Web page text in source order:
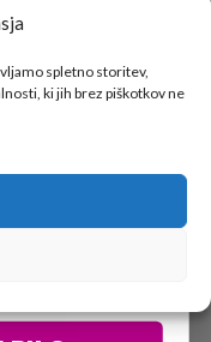
spletno storitev,
ki jih brez piškotkov ne